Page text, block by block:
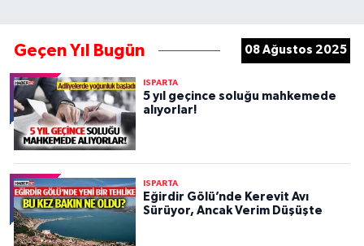
Geçen Yıl Bugün 08 Ağustos 2025
ISPARTA
5 yıl geçince soluğu mahkemede
alıyorlar!
ISPARTA
Eğirdir Gölü’nde Kerevit Avı
Sürüyor, Ancak Verim Düşüşte